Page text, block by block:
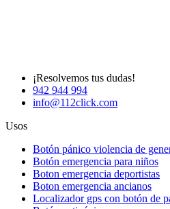
¡Resolvemos tus dudas!
942 944 994
info@112click.com
Usos
Botón pánico violencia de
Botón emergencia para niños
Boton emergencia deportistas
Boton emergencia ancianos
Localizador gps con botón de